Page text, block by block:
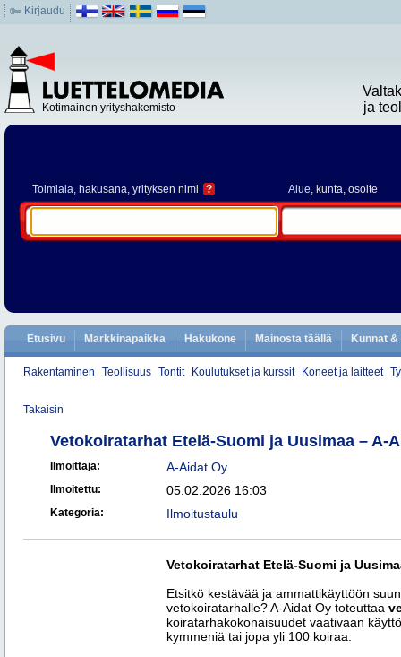
Kirjaudu
Kotimainen yrityshakemisto
ja
Toimiala, hakusana, yrityksen nimi ? Alue, kunta, osoite
Etusivu Markkinapaikka Hakukone Mainosta täällä Kunnat
Rakentaminen Teollisuus Tontit Koulutukset ja kurssit Koneet ja laitteet
Takaisin
Vetokoiratarhat Etelä-Suomi ja Uusimaa – A-
Ilmoittaja: A-Aidat Oy
Ilmoitettu: 05.02.2026 16:03
Kategoria: Ilmoitustaulu
Vetokoiratarhat Etelä-Suomi ja
Etsitkö kestävää ja ammattikäyttöön
vetokoiratarhalle? A-Aidat Oy toteuttaa
koiratarhakokonaisuudet vaativaan
kymmeniä tai jopa yli 100 koiraa.